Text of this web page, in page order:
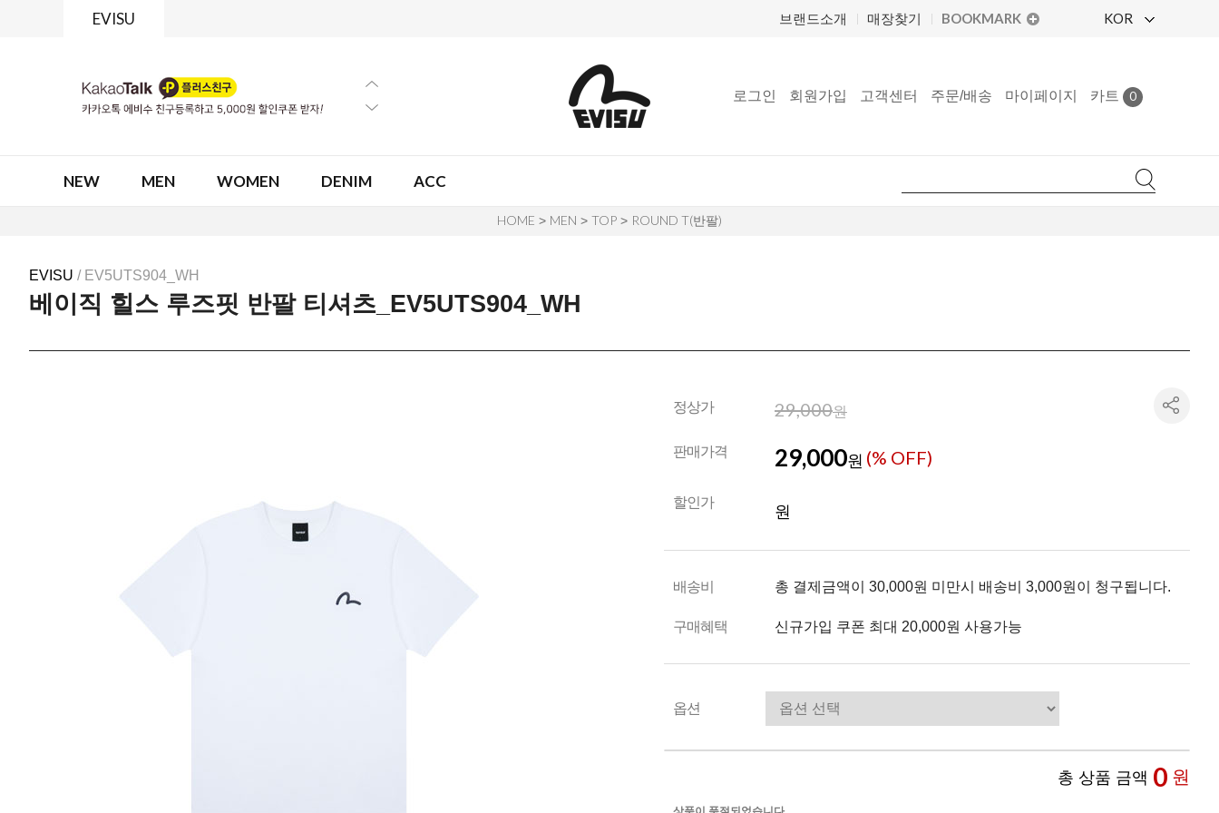
EVISU 브랜드소개 매장찾기 BOOKMARK KOR
로그인 회원가입 고객센터 주문/배송 마이페이지 카트 0
NEW MEN WOMEN DENIM ACC
HOME > MEN > TOP > ROUND T(반팔)
EVISU / EV5UTS904_WH
베이직 힐스 루즈핏 반팔 티셔츠_EV5UTS904_WH
정상가 29,000원
판매가격 29,000원 (% OFF)
할인가 원
배송비 총 결제금액이 30,000원 미만시 배송비 3,000원이 청구됩니다.
구매혜택 신규가입 쿠폰 최대 20,000원 사용가능
옵션
총 상품 금액 0 원